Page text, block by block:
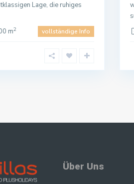
Lage, die ruhiges
m2 vollständige Info
Über Uns